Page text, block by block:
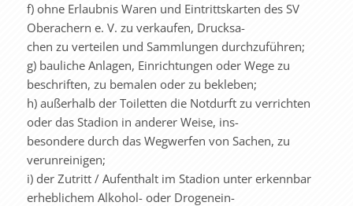
f) ohne Erlaubnis Waren und Eintrittskarten des SV
Oberachern e. V. zu verkaufen, Drucksa-
chen zu verteilen und Sammlungen durchzuführen;
g) bauliche Anlagen, Einrichtungen oder Wege zu
beschriften, zu bemalen oder zu bekleben;
h) außerhalb der Toiletten die Notdurft zu verrichten
oder das Stadion in anderer Weise, ins-
besondere durch das Wegwerfen von Sachen, zu
verunreinigen;
i) der Zutritt / Aufenthalt im Stadion unter erkennbar
erheblichem Alkohol- oder Drogenein-